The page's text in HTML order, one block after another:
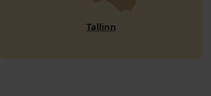
Tallinn